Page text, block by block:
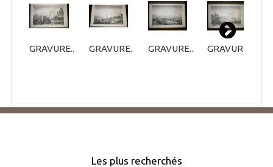
GRAVURE... GRAVURE... GRAVURE... GRAVURE...
Les plus recherchés